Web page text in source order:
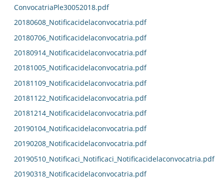
ConvocatriaPle30052018.pdf
20180608_Notificacidelaconvocatria.pdf
20180706_Notificacidelaconvocatria.pdf
20180914_Notificacidelaconvocatria.pdf
20181005_Notificacidelaconvocatria.pdf
20181109_Notificacidelaconvocatria.pdf
20181122_Notificacidelaconvocatria.pdf
20181214_Notificacidelaconvocatria.pdf
20190104_Notificacidelaconvocatria.pdf
20190208_Notificacidelaconvocatria.pdf
20190510_Notificaci_Notificaci_Notificacidelaconvocatria.pdf
20190318_Notificacidelaconvocatria.pdf